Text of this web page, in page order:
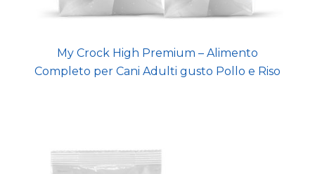
My Crock High Premium – Alimento
Completo per Cani Adulti gusto Pollo e Riso